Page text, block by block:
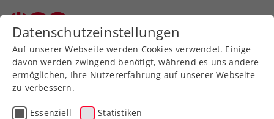
Aktuelle News
Datenschutzeinstellungen
Auf unserer Webseite werden Cookies verwendet. Einige
davon werden zwingend benötigt, während es uns andere
ermöglichen, Ihre Nutzererfahrung auf unserer Webseite
zu verbessern.
Essenziell Statistiken